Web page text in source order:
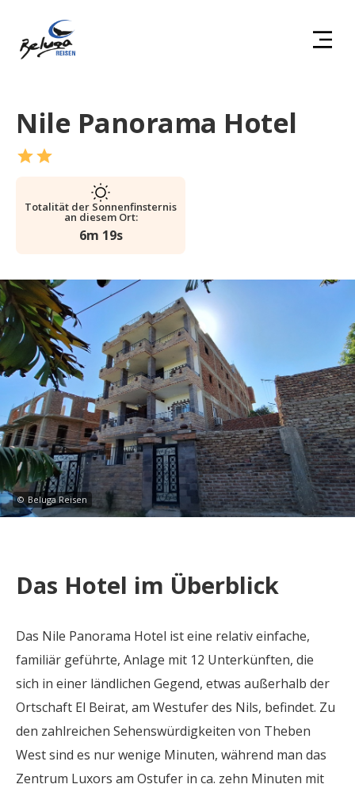
Nile Panorama Hotel
Totalität der Sonnenfinsternis
an diesem Ort:
6m 19s
© Beluga Reisen
Das Hotel im Überblick
Das Nile Panorama Hotel ist eine relativ einfache,
familiär geführte, Anlage mit 12 Unterkünften, die
sich in einer ländlichen Gegend, etwas außerhalb der
Ortschaft El Beirat, am Westufer des Nils, befindet. Zu
den zahlreichen Sehenswürdigkeiten von Theben
West sind es nur wenige Minuten, während man das
Zentrum Luxors am Ostufer in ca. zehn Minuten mit